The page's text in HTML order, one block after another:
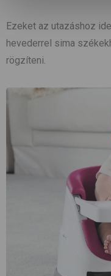
Ezeket az utazáshoz
hevederrel sima
rögzíteni.